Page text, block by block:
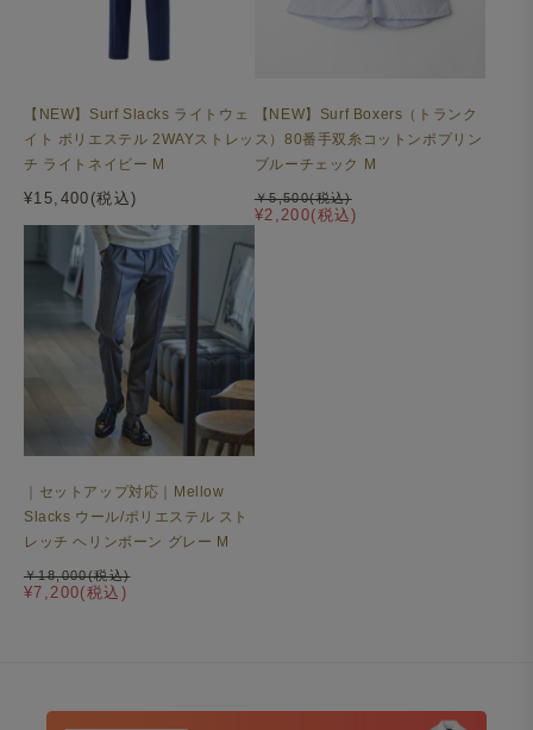
【NEW】Surf Slacks ライトウェ
イト ポリエステル 2WAYストレッ
チ ライトネイビー M
¥15,400(税込)
【NEW】Surf Boxers（トランク
ス）80番手双糸コットンポプリン
ブルーチェック M
¥2,200(税込)
￥5,500(税込)
｜セットアップ対応｜Mellow
Slacks ウール/ポリエステル スト
レッチ ヘリンボーン グレー M
¥7,200(税込)
￥18,000(税込)